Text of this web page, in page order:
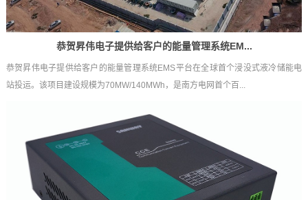
恭贺昇伟电子提供给客户的能量管理系统EM...
恭贺昇伟电子提供给客户的能量管理系统EMS平台在全球首个浸没式液冷储能电
站投运。该项目建设规模为70MW/140MWh，是南方电网首个百...